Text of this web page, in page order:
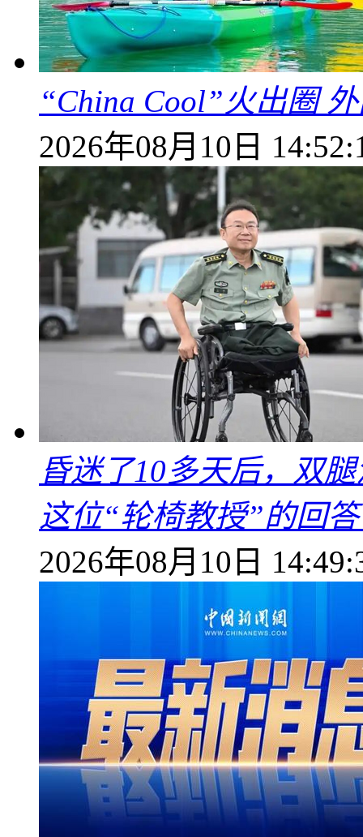
“China Cool”火出圈
2026年08月10日
昏迷了10多天后，双
这位“轮椅教授”的回
2026年08月10日